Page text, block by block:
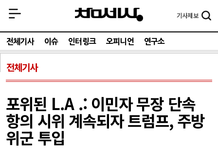
기사제보
전체기사 이슈 인터링크 오피니언 연구소
전체기사
포위된 L.A .: 이민자 무장 단속
항의 시위 계속되자 트럼프, 주방
위군 투입